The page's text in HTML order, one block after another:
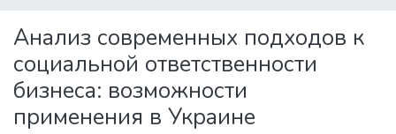
Statistics
Анализ современных подходов к
социальной ответственности
бизнеса: возможности
применения в Украине